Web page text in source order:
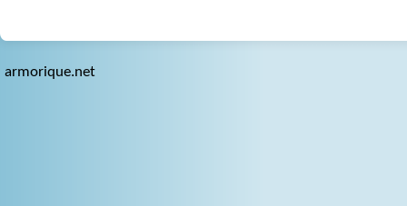
armorique.net